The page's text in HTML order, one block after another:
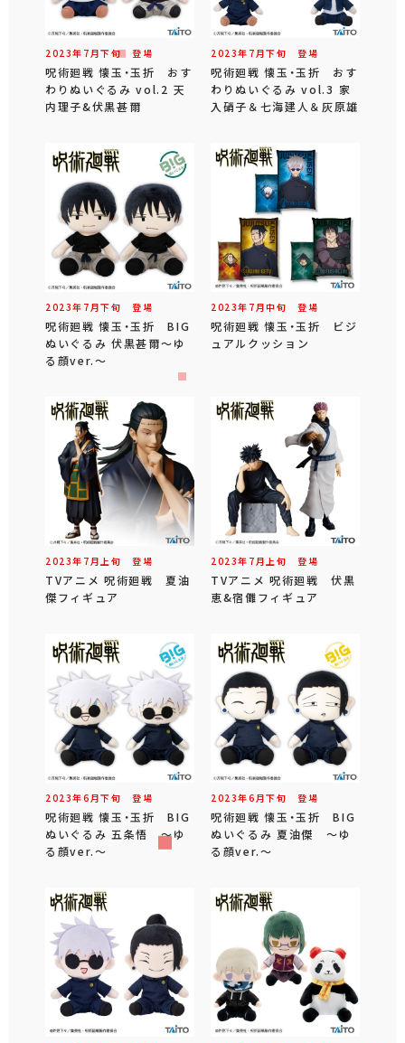
2023年 7 月下旬登場
呪術廻戦 懐玉・玉折 おす
わりぬいぐるみ vol.2 天
内理子&伏黒甚爾
2023年 7 月下旬 登場
呪術廻戦 懐玉・玉折 おす
わりぬいぐるみ vol.3 家
入硝子＆七海建人＆灰原雄
2023年 7 月下旬 登場
呪術廻戦 懐玉・玉折 BIG
ぬいぐるみ 伏黒甚爾～ゆ
る顔ver.～
2023年 7 月中旬 登場
呪術廻戦 懐玉・玉折 ビジ
ュアルクッション
2023年 7 月 上旬 登場
TVアニメ 呪術廻戦 夏油
傑フィギュア
2023年 7 月 上旬 登場
TVアニメ 呪術廻戦 伏黒
恵&宿儺フィギュア
2023年6 月下旬 登場
呪術廻戦 懐玉・玉折 BIG
ぬいぐるみ 五条悟 ～ゆ
る顔ver.～
2023年6 月下旬 登場
呪術廻戦 懐玉・玉折 BIG
ぬいぐるみ 夏油傑 ～ゆ
る顔ver.～